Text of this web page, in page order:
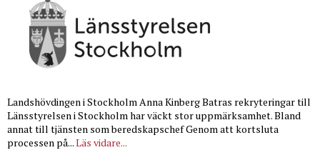
Landshövdingen i Stockholm Anna Kinberg Batras rekryteringar till
Länsstyrelsen i Stockholm har väckt stor uppmärksamhet. Bland
annat till tjänsten som beredskapschef Genom att kortsluta
processen på...Läs vidare...